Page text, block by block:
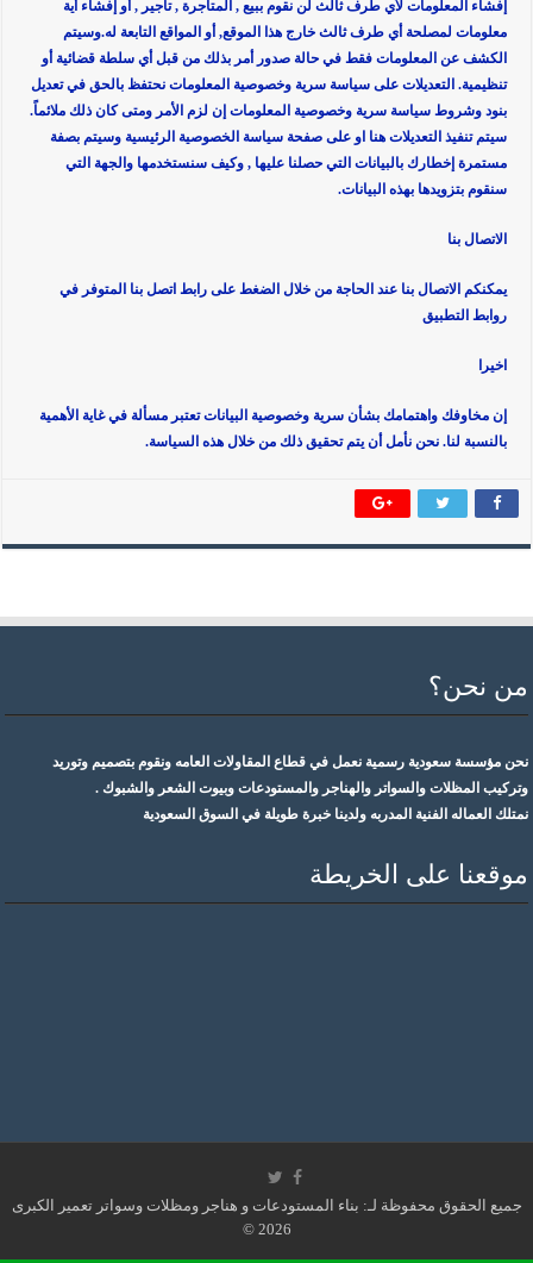
إفشاء المعلومات لأي طرف ثالث لن نقوم ببيع , المتاجرة , تأجير , أو إفشاء أية
معلومات لمصلحة أي طرف ثالث خارج هذا الموقع, أو المواقع التابعة له.وسيتم
الكشف عن المعلومات فقط في حالة صدور أمر بذلك من قبل أي سلطة قضائية أو
تنظيمية. التعديلات على سياسة سرية وخصوصية المعلومات نحتفظ بالحق في تعديل
بنود وشروط سياسة سرية وخصوصية المعلومات إن لزم الأمر ومتى كان ذلك ملائماً.
سيتم تنفيذ التعديلات هنا او على صفحة سياسة الخصوصية الرئيسية وسيتم بصفة
مستمرة إخطارك بالبيانات التي حصلنا عليها , وكيف سنستخدمها والجهة التي
سنقوم بتزويدها بهذه البيانات.
الاتصال بنا
يمكنكم الاتصال بنا عند الحاجة من خلال الضغط على رابط اتصل بنا المتوفر في
روابط التطبيق
اخيرا
إن مخاوفك واهتمامك بشأن سرية وخصوصية البيانات تعتبر مسألة في غاية الأهمية
بالنسبة لنا. نحن نأمل أن يتم تحقيق ذلك من خلال هذه السياسة.
من نحن؟
نحن مؤسسة سعودية رسمية نعمل في قطاع المقاولات العامه ونقوم بتصميم وتوريد
وتركيب المظلات والسواتر والهناجر والمستودعات وبيوت الشعر والشبوك .
نمتلك العماله الفنية المدربه ولدينا خبرة طويلة في السوق السعودية
موقعنا على الخريطة
جميع الحقوق محفوظة لـ: بناء المستودعات و هناجر ومظلات وسواتر تعمير الكبرى
2026 ©